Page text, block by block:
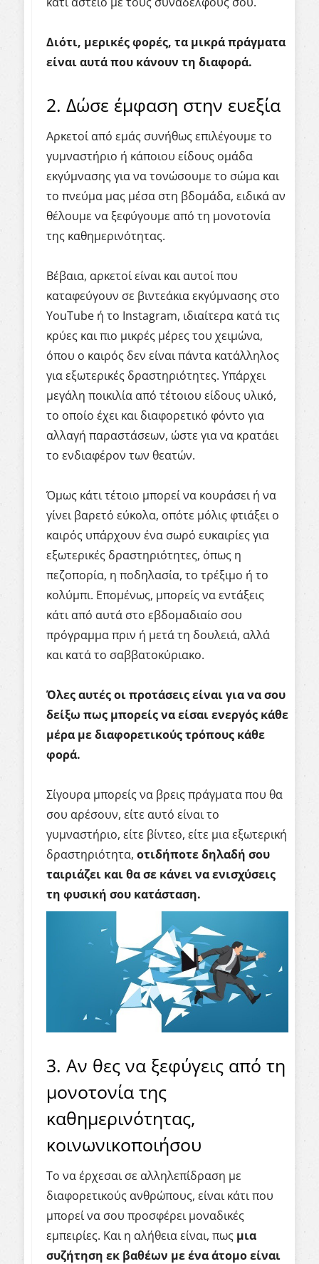
Διότι, μερικές φορές, τα μικρά πράγματα
είναι αυτά που κάνουν τη διαφορά.
2. Δώσε έμφαση στην ευεξία
Αρκετοί από εμάς συνήθως επιλέγουμε το
γυμναστήριο ή κάποιου είδους ομάδα
εκγύμνασης για να τονώσουμε το σώμα και
το πνεύμα μας μέσα στη βδομάδα, ειδικά αν
θέλουμε να ξεφύγουμε από τη μονοτονία
της καθημερινότητας.
Βέβαια, αρκετοί είναι και αυτοί που
καταφεύγουν σε βιντεάκια εκγύμνασης στο
YouTube ή το Instagram, ιδιαίτερα κατά τις
κρύες και πιο μικρές μέρες του χειμώνα,
όπου ο καιρός δεν είναι πάντα κατάλληλος
για εξωτερικές δραστηριότητες. Υπάρχει
μεγάλη ποικιλία από τέτοιου είδους υλικό,
το οποίο έχει και διαφορετικό φόντο για
αλλαγή παραστάσεων, ώστε για να κρατάει
το ενδιαφέρον των θεατών.
Όμως κάτι τέτοιο μπορεί να κουράσει ή να
γίνει βαρετό εύκολα, οπότε μόλις φτιάξει ο
καιρός υπάρχουν ένα σωρό ευκαιρίες για
εξωτερικές δραστηριότητες, όπως η
πεζοπορία, η ποδηλασία, το τρέξιμο ή το
κολύμπι. Επομένως, μπορείς να εντάξεις
κάτι από αυτά στο εβδομαδιαίο σου
πρόγραμμα πριν ή μετά τη δουλειά, αλλά
και κατά το σαββατοκύριακο.
Όλες αυτές οι προτάσεις είναι για να σου
δείξω πως μπορείς να είσαι ενεργός κάθε
μέρα με διαφορετικούς τρόπους κάθε
φορά.
Σίγουρα μπορείς να βρεις πράγματα που θα
σου αρέσουν, είτε αυτό είναι το
γυμναστήριο, είτε βίντεο, είτε μια εξωτερική
δραστηριότητα, οτιδήποτε δηλαδή σου
ταιριάζει και θα σε κάνει να ενισχύσεις
τη φυσική σου κατάσταση.
3. Αν θες να ξεφύγεις από τη
μονοτονία της
καθημερινότητας,
κοινωνικοποιήσου
Το να έρχεσαι σε αλληλεπίδραση με
διαφορετικούς ανθρώπους, είναι κάτι που
μπορεί να σου προσφέρει μοναδικές
εμπειρίες. Και η αλήθεια είναι, πως μια
συζήτηση εκ βαθέων με ένα άτομο είναι